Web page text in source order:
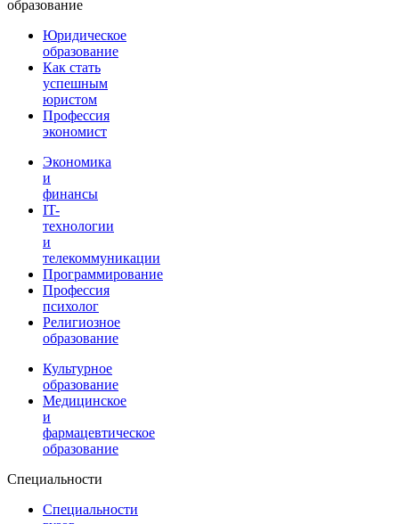
образование
Юридическое
образование
Как стать
успешным
юристом
Профессия
экономист
Экономика
и
финансы
IT-
технологии
и
телекоммуникации
Программирование
Профессия
психолог
Религиозное
образование
Культурное
образование
Медицинское
и
фармацевтическое
образование
Специальности
Специальности